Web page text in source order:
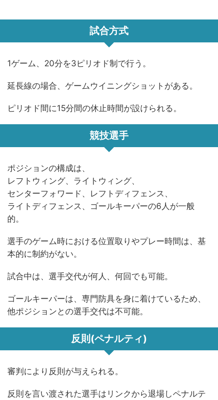
試合方式
1ゲーム、20分を3ピリオド制で行う。
延長線の場合、ゲームウイニングショットがある。
ピリオド間に15分間の休止時間が設けられる。
競技選手
ポジションの構成は、
レフトウィング、ライトウィング、
センターフォワード、レフトディフェンス、
ライトディフェンス、ゴールキーパーの6人が一般
的。
選手のゲーム時における位置取りやプレー時間は、基
本的に制約がない。
試合中は、選手交代が何人、何回でも可能。
ゴールキーパーは、専門防具を身に着けているため、
他ポジションとの選手交代は不可能。
反則(ペナルティ)
審判により反則が与えられる。
反則を言い渡された選手はリンクから退場しペナルテ